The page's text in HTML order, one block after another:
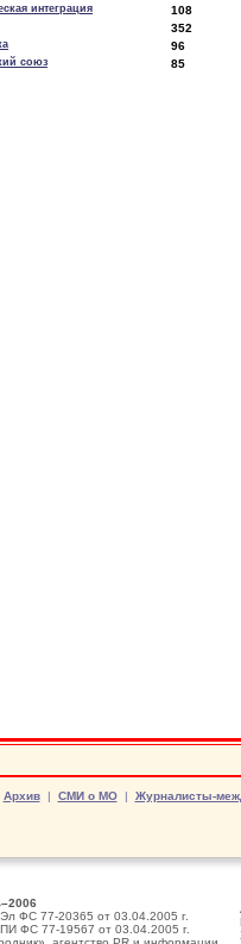
интеграция 108
352
96
союз 85
Архив| СМИ о МО| Журналисты-
ФС 77-20365 от 03.04.2005 г.
ФС 77-19567 от 03.04.2005 г.